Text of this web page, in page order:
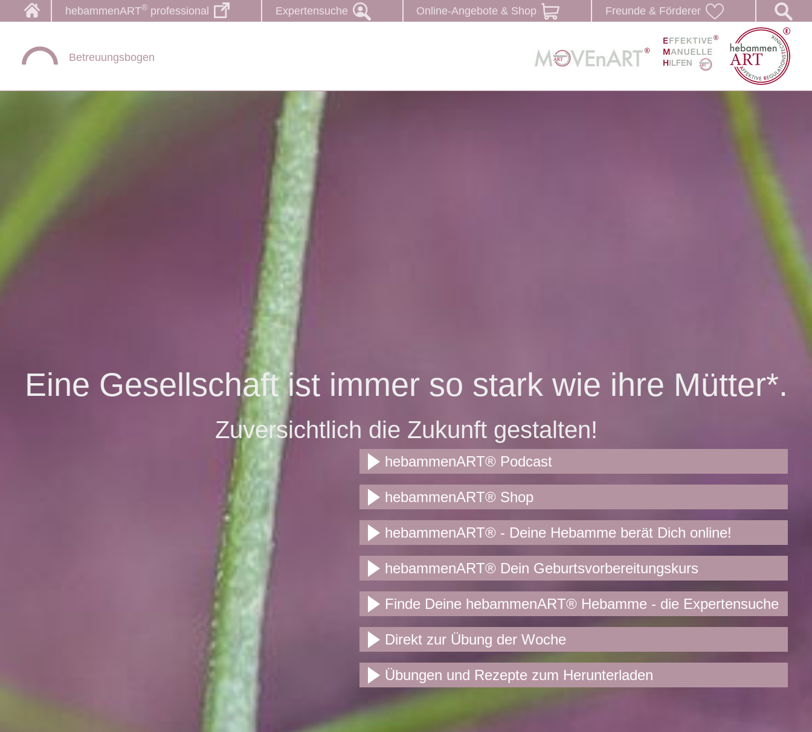
hebammenART®professional Expertensuche Online-Angebote & Shop Freunde & Förderer
Betreuungsbogen
Eine Gesellschaft ist immer so stark wie ihre Mütter*.
Zuversichtlich die Zukunft gestalten!
hebammenART® Podcast
hebammenART® Shop
hebammenART® - Deine Hebamme berät Dich online!
hebammenART® Dein Geburtsvorbereitungskurs
Finde Deine hebammenART® Hebamme - die Expertensuche
Direkt zur Übung der Woche
Übungen und Rezepte zum Herunterladen